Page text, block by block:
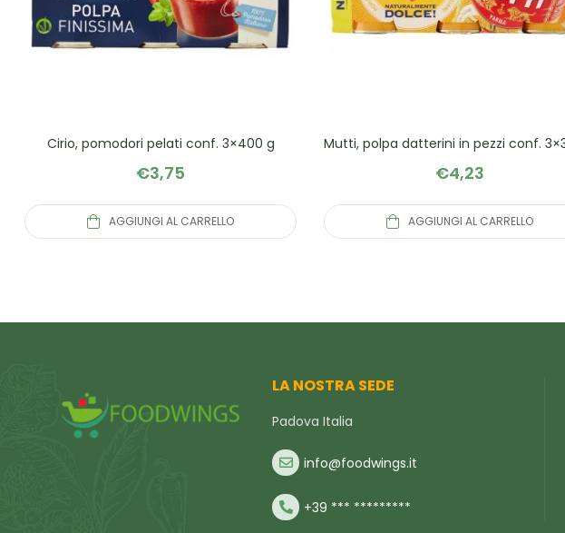
Cirio, pomodori pelati conf. 3×400 g
€3,75
AGGIUNGI AL CARRELLO
Mutti, polpa datterini in pezzi conf.
€4,23
AGGIUNGI AL CARRELLO
LA NOSTRA SEDE
Padova Italia
info@foodwings.it
+39 *** *********